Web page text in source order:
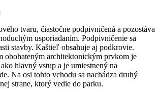
tvaru, čiastočne podpivničená a pozostáva
usporiadaním. Podpivničenie sa
stavby. Kaštieľ obsahuje aj podkrovie.
obohateným architektonickým prvkom je
hlavný vstup a je umiestnený na
Na osi tohto vchodu sa nachádza druhý
strane, ktorý vedie do parku.